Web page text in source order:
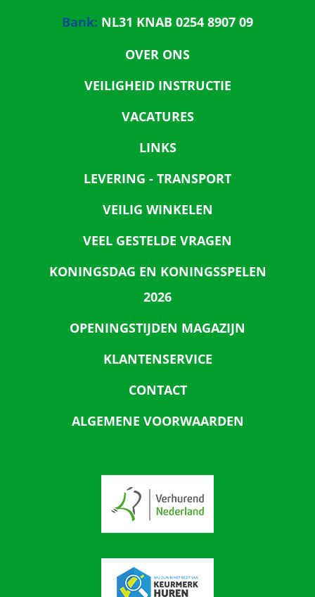
Bank: NL31 KNAB 0254 8907 09
OVER ONS
VEILIGHEID INSTRUCTIE
VACATURES
LINKS
LEVERING - TRANSPORT
VEILIG WINKELEN
VEEL GESTELDE VRAGEN
KONINGSDAG EN KONINGSSPELEN
2026
OPENINGSTIJDEN MAGAZIJN
KLANTENSERVICE
CONTACT
ALGEMENE VOORWAARDEN